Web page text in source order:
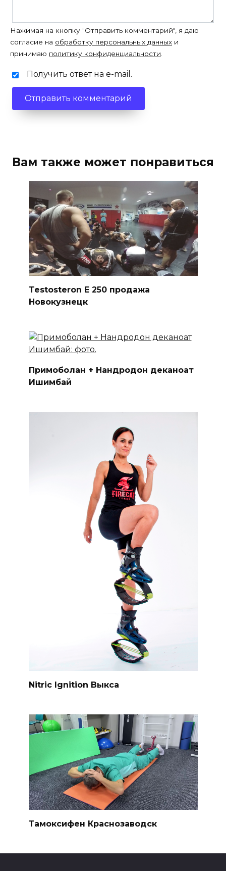
Нажимая на кнопку "Отправить комментарий", я даю
согласие на обработку персональных данных и
принимаю политику конфиденциальности.
Получить ответ на e-mail.
Вам также может понравиться
Testosteron E 250 продажа
Новокузнецк
Примоболан + Нандродон деканоат
Ишимбай
Nitric Ignition Выкса
Тамоксифен Краснозаводск